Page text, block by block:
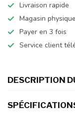
Livraison rapide
Magasin physique
Payer en 3 fois
Service client
DESCRIPTION